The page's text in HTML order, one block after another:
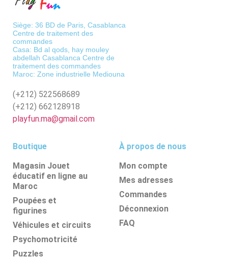
Siège: 36 BD de Paris, Casablanca
Centre de traitement des
commandes
Casa: Bd al qods, hay mouley
abdellah Casablanca Centre de
traitement des commandes
Maroc: Zone industrielle Mediouna
(+212) 522568689
(+212) 662128918
playfun.ma@gmail.com
Boutique
Magasin Jouet
éducatif en ligne au
Maroc
Poupées et
figurines
Véhicules et circuits
Psychomotricité
Puzzles
À propos de nous
Mon compte
Mes adresses
Commandes
Déconnexion
FAQ